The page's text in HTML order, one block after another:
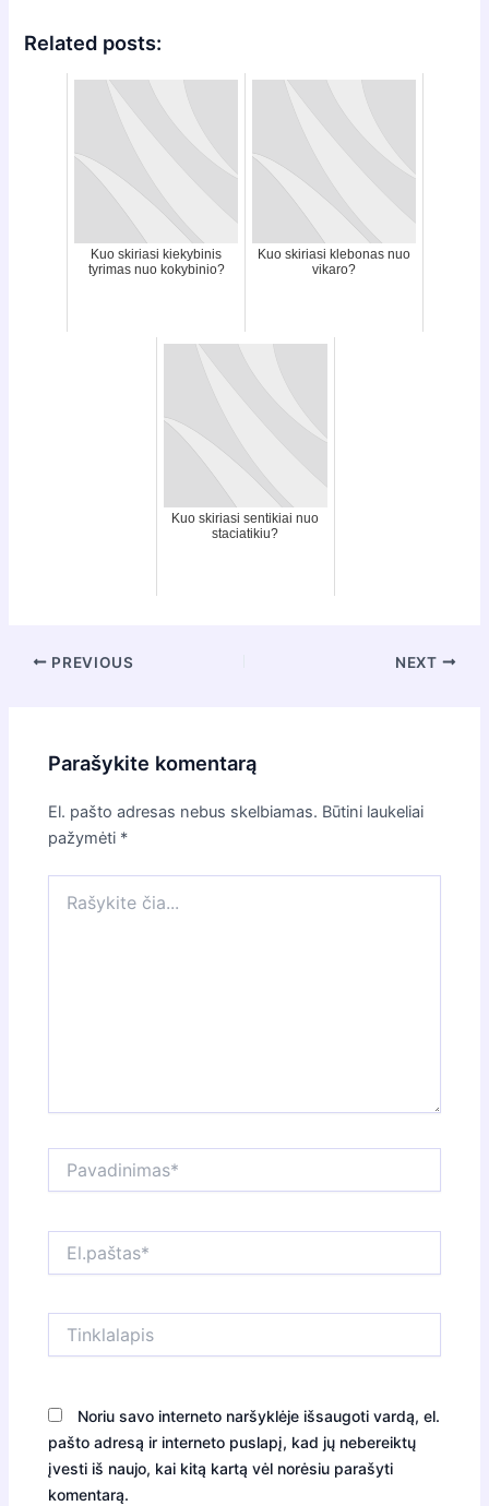
Related posts:
Kuo skiriasi kiekybinis
tyrimas nuo kokybinio?
Kuo skiriasi klebonas nuo
vikaro?
Kuo skiriasi sentikiai nuo
staciatikiu?
Post
PREVIOUS NEXT
Parašykite komentarą
El. pašto adresas nebus skelbiamas. Būtini laukeliai
pažymėti *
čia...
Noriu savo interneto naršyklėje išsaugoti vardą, el.
pašto adresą ir interneto puslapį, kad jų nebereiktų
įvesti iš naujo, kai kitą kartą vėl norėsiu parašyti
komentarą.